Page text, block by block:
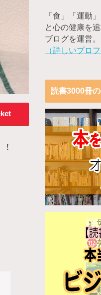
「食」「運動
と心の健康を
ブログを運営。
（詳しいプロ
読書3000冊